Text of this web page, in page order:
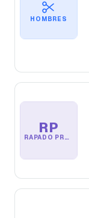
HOMBRES
RP
RAPADO PROMOCIÓN